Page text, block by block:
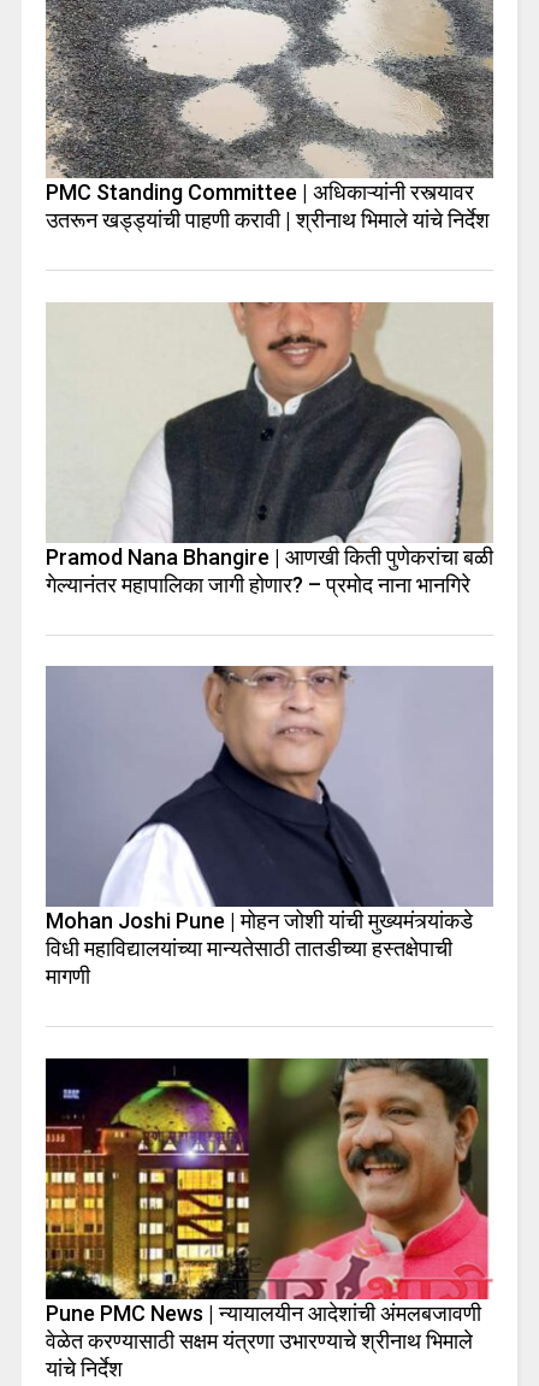
PMC Standing Committee | अधिकाऱ्यांनी रस्त्यावर
उतरून खड्ड्यांची पाहणी करावी | श्रीनाथ भिमाले यांचे निर्देश
Pramod Nana Bhangire | आणखी किती पुणेकरांचा बळी
गेल्यानंतर महापालिका जागी होणार? – प्रमोद नाना भानगिरे
Mohan Joshi Pune | मोहन जोशी यांची मुख्यमंत्र्यांकडे
विधी महाविद्यालयांच्या मान्यतेसाठी तातडीच्या हस्तक्षेपाची
मागणी
Pune PMC News | न्यायालयीन आदेशांची अंमलबजावणी
वेळेत करण्यासाठी सक्षम यंत्रणा उभारण्याचे श्रीनाथ भिमाले
यांचे निर्देश